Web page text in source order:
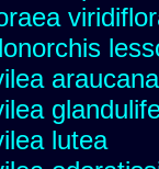
araucana
lutea